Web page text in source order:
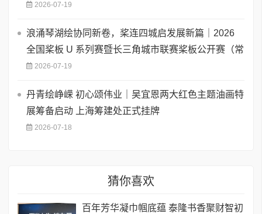
2026-07-19
浪涌琴湖绘协同新卷，桨连四城启发展新篇｜2026
全国桨板 U 系列赛暨长三角城市联赛桨板公开赛（常
2026-07-19
丹青绘峥嵘 初心颂伟业｜吴宜恩两大红色主题油画特
展筹备启动 上海筹建处正式挂牌
2026-07-18
猜你喜欢
百年芳华凝巾帼底蕴 泰隆书香聚财智初